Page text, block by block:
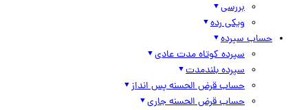
بررسی
ویکی رده
حساب سپرده
سپرده کوتاه مدت عادی
سپرده بلندمدت
حساب قرض الحسنه پس انداز
حساب قرض الحسنه جاری